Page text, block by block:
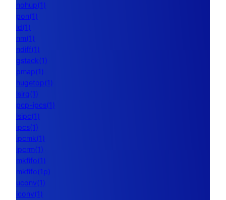
nohup(1)
pon(1)
ld(1)
nm(1)
ndiff(1)
gstack(1)
pmap(1)
hugetop(1)
lsirq(1)
pcp-ipcs(1)
lsipc(1)
ipcs(1)
ipcmk(1)
ipcrm(1)
mkfifo(1)
mkfifo(1p)
uconv(1)
iconv(1)